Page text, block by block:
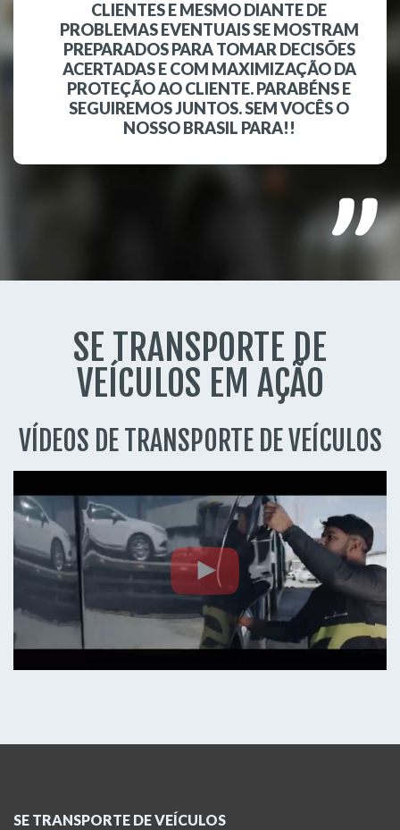
CLIENTES E MESMO DIANTE DE
PROBLEMAS EVENTUAIS SE MOSTRAM
PREPARADOS PARA TOMAR DECISÕES
ACERTADAS E COM MAXIMIZAÇÃO DA
PROTEÇÃO AO CLIENTE. PARABÉNS E
SEGUIREMOS JUNTOS. SEM VOCÊS O
NOSSO BRASIL PARA!!
SE TRANSPORTE DE
VEÍCULOS EM AÇÃO
VÍDEOS DE TRANSPORTE DE VEÍCULOS
SE TRANSPORTE DE VEÍCULOS